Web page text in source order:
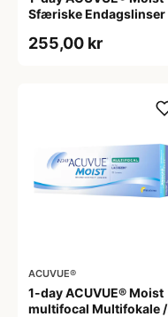
Sfæriske Endagslinser
255,00 kr
ACUVUE®
1-day ACUVUE® Moist
multifocal Multifokale /